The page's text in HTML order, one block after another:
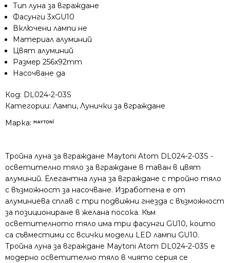
2-
03S
3xGU10
silver
Тип луна за вграждане
Фасунги 3xGU10
Включени лампи не
Материал алуминий
Цвят алуминий
Размер 256x92mm
Насочване дa
Код: DL024-2-03S
Категории: Лампи, Лунички за вграждане
Марка:
Тройна луна за вграждане Maytoni Atom DL024-2-03S -
осветително тяло за вграждане в таван в цвят
алуминий. Елегантна луна за вграждане с тройно тяло
с възможност за насочване. Изработена е от
алуминиева сплав с три подвижни гнезда с възможност
за позициoниране в желана посока. Към
осветителното тяло има три фасунги GU10, които
са съвместими сс всички мoдели LED лампи GU10.
Тройна луна за вграждане Maytoni Atom DL024-2-03S e
модерно осветително тяло в чиято серия се